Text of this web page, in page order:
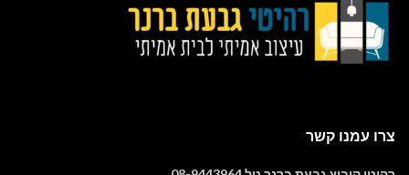
צרו עמנו קשר